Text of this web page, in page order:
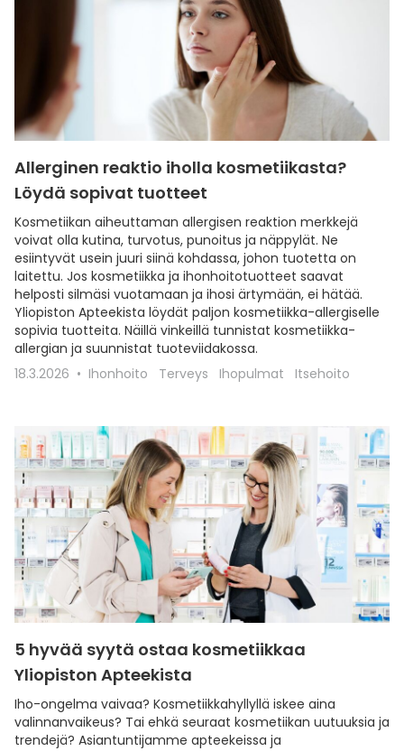
Allerginen reaktio iholla kosmetiikasta?
Löydä sopivat tuotteet
Kosmetiikan aiheuttaman allergisen reaktion merkkejä
voivat olla kutina, turvotus, punoitus ja näppylät. Ne
esiintyvät usein juuri siinä kohdassa, johon tuotetta on
laitettu. Jos kosmetiikka ja ihonhoitotuotteet saavat
helposti silmäsi vuotamaan ja ihosi ärtymään, ei hätää.
Yliopiston Apteekista löydät paljon kosmetiikka-allergiselle
sopivia tuotteita. Näillä vinkeillä tunnistat kosmetiikka-
allergian ja suunnistat tuoteviidakossa.
18.3.2026
Ihonhoito Terveys Ihopulmat Itsehoito
5 hyvää syytä ostaa kosmetiikkaa
Yliopiston Apteekista
Iho-ongelma vaivaa? Kosmetiikkahyllyllä iskee aina
valinnanvaikeus? Tai ehkä seuraat kosmetiikan uutuuksia ja
trendejä? Asiantuntijamme apteekeissa ja